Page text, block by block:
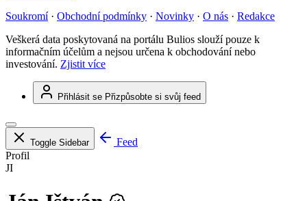
Soukromí · Obchodní podmínky · Novinky · O nás · Redakce
Veškerá data poskytovaná na portálu Bulios slouží pouze k
informačním účelům a nejsou určena k obchodování nebo
investování. Zjistit více
Přihlásit se Přizpůsobte si svůj feed
Toggle Sidebar
Feed
Profil
JI